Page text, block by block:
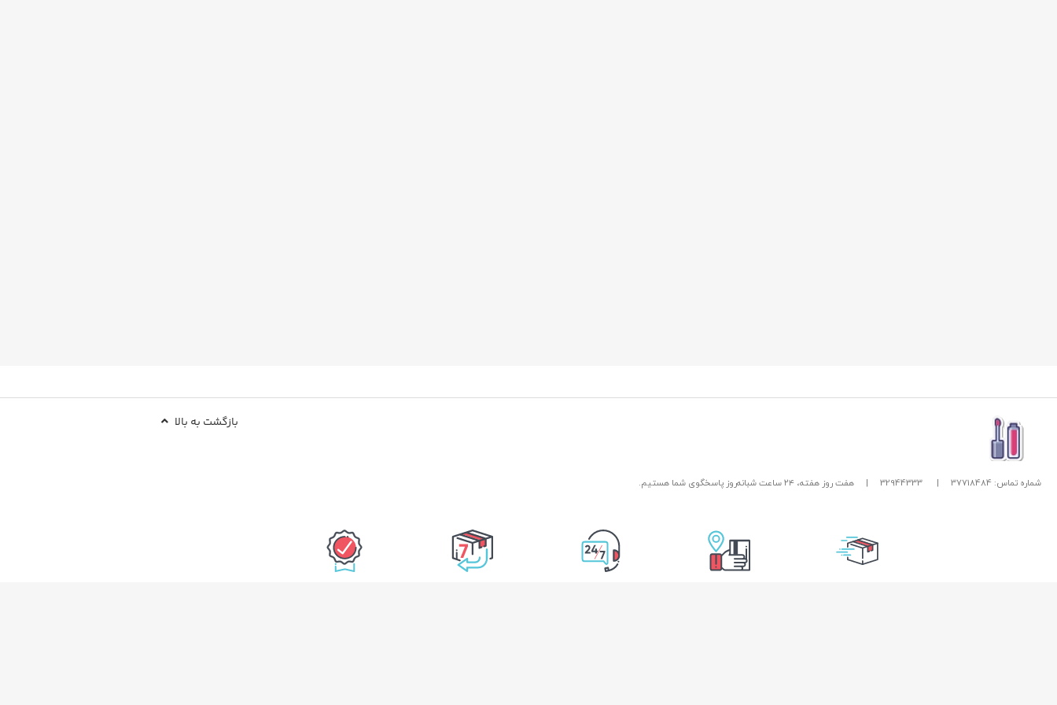
شماره تماس: 37718484 |
32944333
| هفت روز هفته، ۲۴ ساعت شبانه‌روز پاسخگوی شما هستیم.
بازگشت به بالا